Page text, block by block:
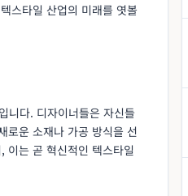
스타일 산업의 미래를 엿볼
니다. 디자이너들은 자신들
로운 소재나 가공 방식을 선
이는 곧 혁신적인 텍스타일